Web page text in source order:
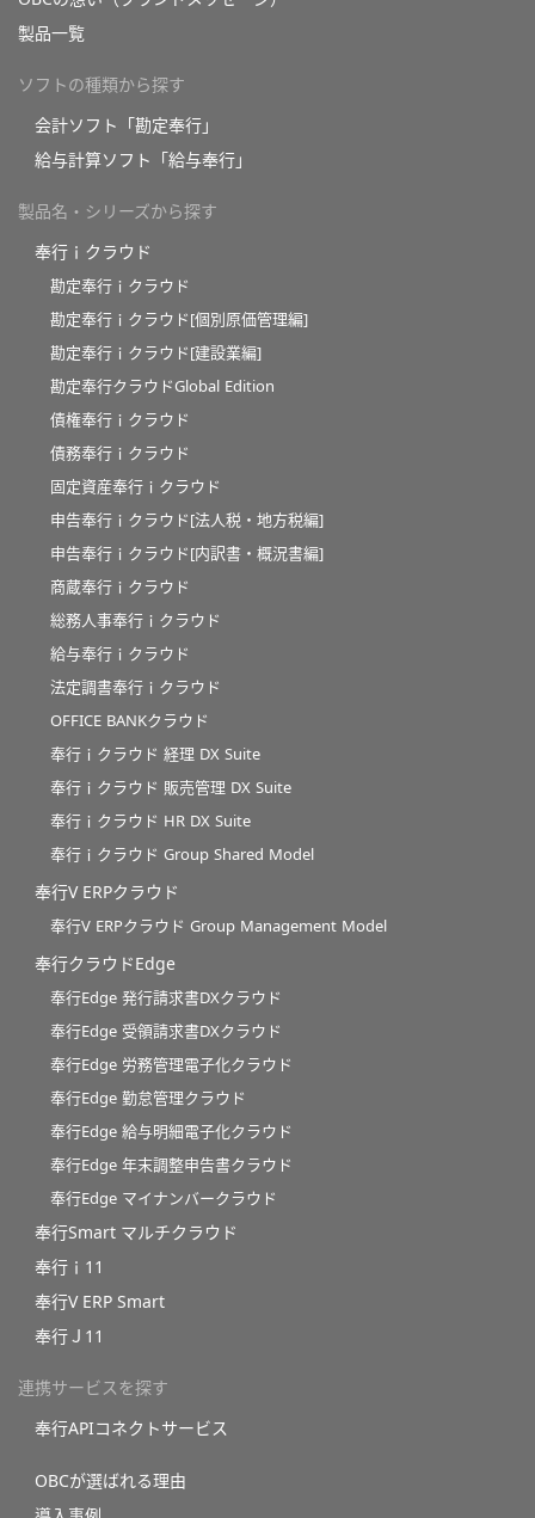
製品一覧
ソフトの種類から探す
会計ソフト「勘定奉行」
給与計算ソフト「給与奉行」
製品名・シリーズから探す
奉行ｉクラウド
勘定奉行ｉクラウド
勘定奉行ｉクラウド[個別原価管理編]
勘定奉行ｉクラウド[建設業編]
勘定奉行クラウドGlobal Edition
債権奉行ｉクラウド
債務奉行ｉクラウド
固定資産奉行ｉクラウド
申告奉行ｉクラウド[法人税・地方税編]
申告奉行ｉクラウド[内訳書・概況書編]
商蔵奉行ｉクラウド
総務人事奉行ｉクラウド
給与奉行ｉクラウド
法定調書奉行ｉクラウド
OFFICE BANKクラウド
奉行ｉクラウド 経理 DX Suite
奉行ｉクラウド 販売管理 DX Suite
奉行ｉクラウド HR DX Suite
奉行ｉクラウド Group Shared Model
奉行V ERPクラウド
奉行V ERPクラウド Group Management Model
奉行クラウドEdge
奉行Edge 発行請求書DXクラウド
奉行Edge 受領請求書DXクラウド
奉行Edge 労務管理電子化クラウド
奉行Edge 勤怠管理クラウド
奉行Edge 給与明細電子化クラウド
奉行Edge 年末調整申告書クラウド
奉行Edge マイナンバークラウド
奉行Smart マルチクラウド
奉行ｉ11
奉行V ERP Smart
奉行Ｊ11
連携サービスを探す
奉行APIコネクトサービス
OBCが選ばれる理由